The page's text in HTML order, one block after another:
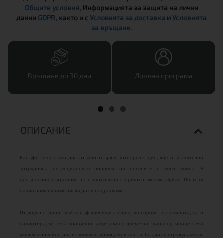
Общите условия, Информацията за защита на лични
данни GDPR, както и сУсловията за доставка иУсловията
за връщане.
Връщане до 30 дни Лоялна програма
ОПИСАНИЕ
Калъфът е не само достатъчно твърд и затворен с цип, което значително
затруднява потенциалните повреди на носените в него очила. В
допълнение, вътрешността е завършена с приятен, мек материал. По този
начин намаляваме риска да ги надраскаме.
От друга страна този калъф увеличава срока на годност на очилата, като
гарантира, че те са правилно защитени по време на транспортиране. Сега
можем спокойно да ги скрием в раница или чанта, без да се страхуваме, че